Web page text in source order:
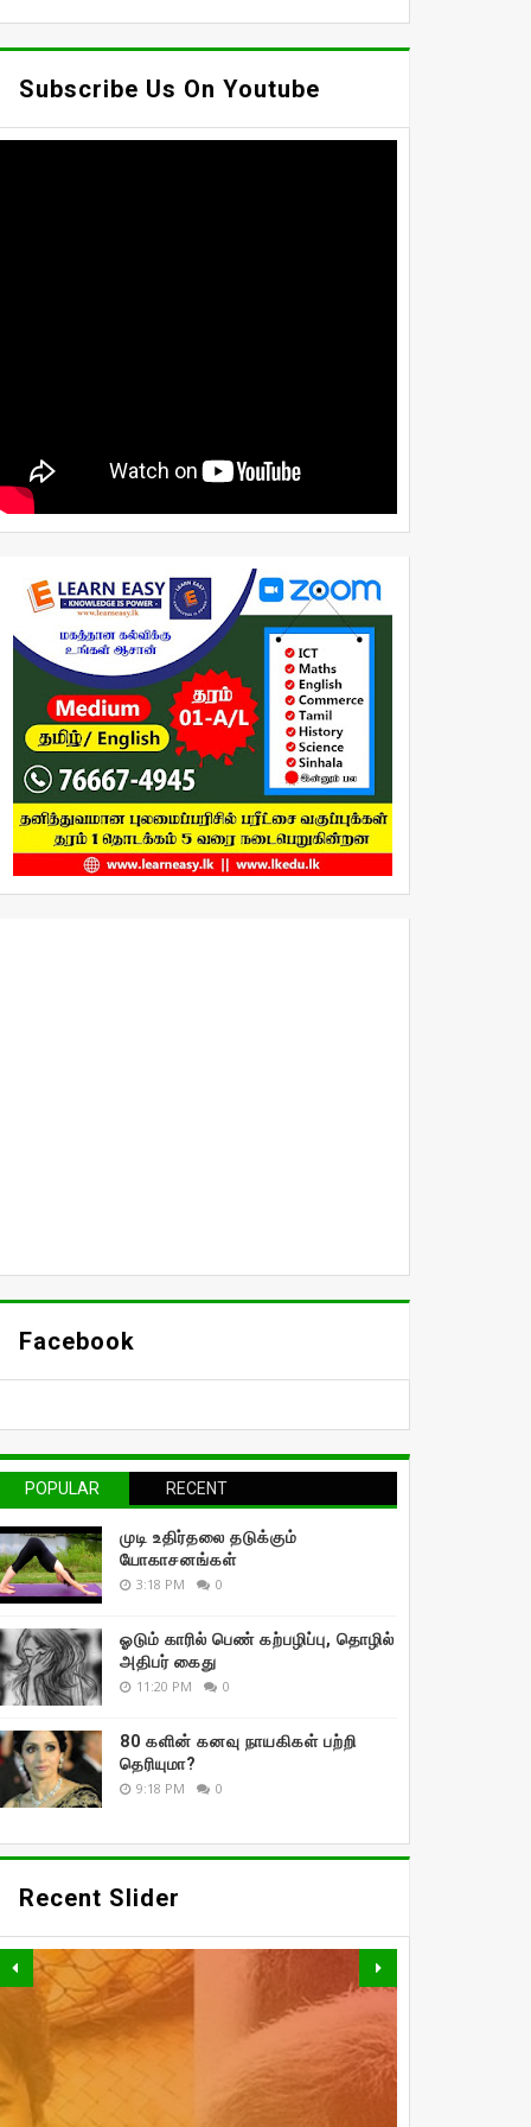
Subscribe Us On Youtube
Facebook
POPULAR RECENT
முடி உதிர்தலை தடுக்கும்
யோகாசனங்கள்
3:18 PM 0
ஓடும் காரில் பெண் கற்பழிப்பு, தொழில்
அதிபர் கைது
11:20 PM 0
80 களின் கனவு நாயகிகள் பற்றி
தெரியுமா?
9:18 PM 0
Recent Slider